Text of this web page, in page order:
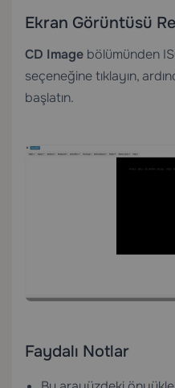
Ekran Görüntüsü
CD Image bölümünden
seçeneğine tıklayın,
başlatın.
Faydalı Notlar